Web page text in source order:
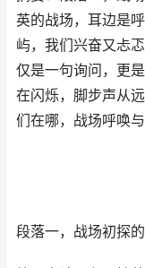
英的战场，耳边是
屿，我们兴奋又忐
仅是一句询问，更
在闪烁，脚步声从
们在哪，战场呼唤
段落一，战场初探